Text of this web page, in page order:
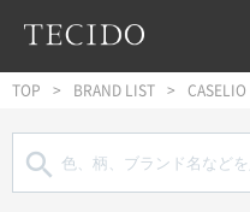
フッターへジャンプ
TOP BRAND LIST CASELIO
